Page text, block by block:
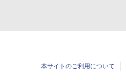
本サイトのご利用について